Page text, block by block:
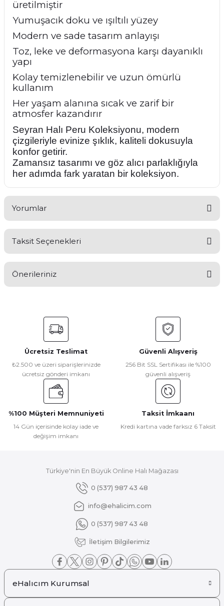
üretilmiştir
Yumuşacık doku ve ışıltılı yüzey
Modern ve sade tasarım anlayışı
Toz, leke ve deformasyona karşı dayanıklı
yapı
Kolay temizlenebilir ve uzun ömürlü
kullanım
Her yaşam alanına sıcak ve zarif bir
atmosfer kazandırır
Seyran Halı Peru Koleksiyonu, modern
çizgileriyle evinize şıklık, kaliteli dokusuyla
konfor getirir.
Zamansız tasarımı ve göz alıcı parlaklığıyla
her adımda fark yaratan bir koleksiyon.
Yorumlar
Yorum Yaz
Taksit Seçenekleri
Önerileriniz
konularda yetersiz gördüğünüz noktaları öneri formunu
kullanarak tarafımıza iletebilirsiniz.
Görüş ve önerileriniz için teşekkür ederiz.
Ürün resmi kalitesiz, bozuk veya görüntülenemiyor.
Ürün açıklamasında eksik bilgiler bulunuyor.
Ürün bilgilerinde hatalar bulunuyor.
Ürün fiyatı diğer sitelerden daha pahalı.
Gönder
Ücretsiz Teslimat
₺2.500 ve üzeri siparişlerinizde
ücretsiz gönderi imkanı
Güvenli Alışveriş
256 Bit SSL Sertifikası ile %100
güvenli alışveriş
%100 Müşteri Memnuniyeti
14 Gün içerisinde kolay iade ve
değişim imkanı
Taksit İmkaanı
Kredi kartına vade farksız 6 Taksit
Türkiye'nin En Büyük Online Halı Mağazası
0 (537) 987 43 48
info@ehalicim.com
0 (537) 987 43 48
İletişim Bilgilerimiz
eHalıcım Kurumsal